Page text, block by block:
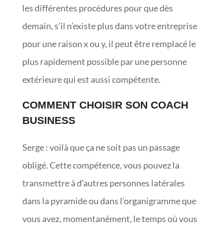
les différentes procédures pour que dès
demain, s’il n’existe plus dans votre entreprise
pour une raison x ou y, il peut être remplacé le
plus rapidement possible par une personne
extérieure qui est aussi compétente.
COMMENT CHOISIR SON COACH
BUSINESS
Serge : voilà que ça ne soit pas un passage
obligé. Cette compétence, vous pouvez la
transmettre à d’autres personnes latérales
dans la pyramide ou dans l’organigramme que
vous avez, momentanément, le temps où vous